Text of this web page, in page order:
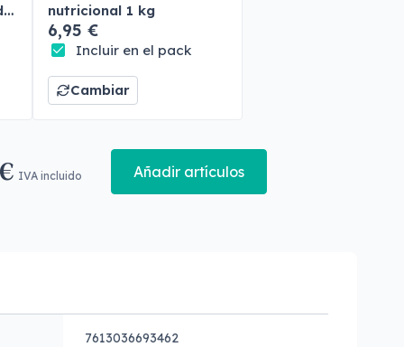
nutricional 1 kg
6,95 €
Incluir en el pack
Cambiar
IVA incluido Añadir artículos
7613036693462